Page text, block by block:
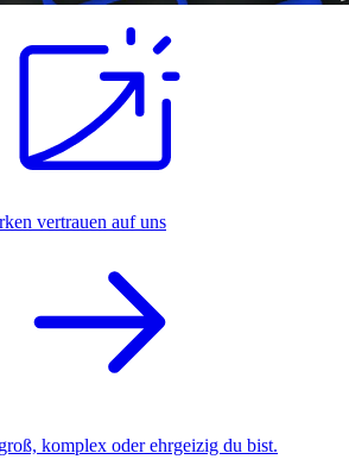
vertrauen auf uns
komplex oder ehrgeizig du bist.